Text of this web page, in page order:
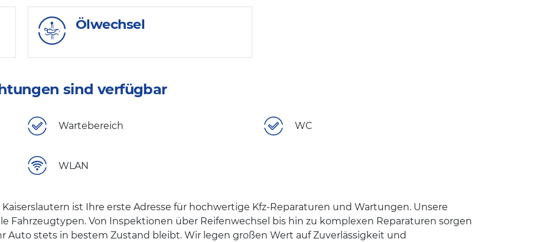
Ölwechsel
sind verfügbar
Wartebereich WC
WLAN
Kaiserslautern ist Ihre erste Adresse für hochwertige Kfz-Reparaturen und Wartungen. Unsere
Fahrzeugtypen. Von Inspektionen über Reifenwechsel bis hin zu komplexen Reparaturen sorgen
Auto stets in bestem Zustand bleibt. Wir legen großen Wert auf Zuverlässigkeit und